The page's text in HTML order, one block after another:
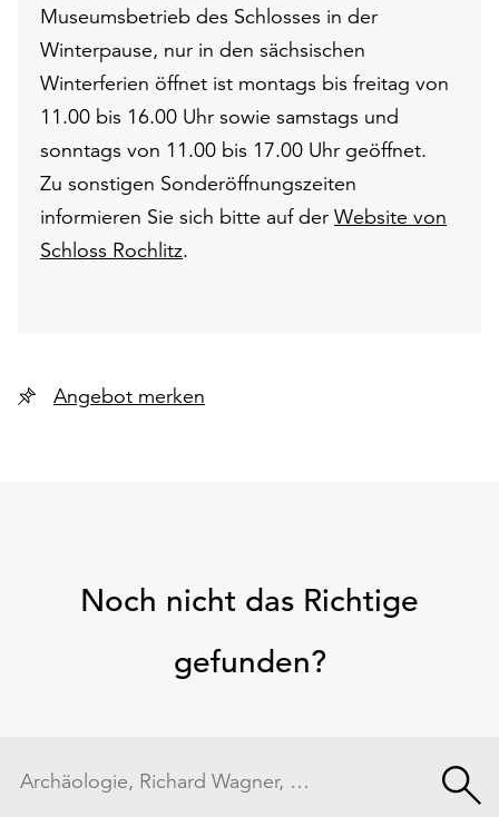
Museumsbetrieb des Schlosses in der
Winterpause, nur in den sächsischen
Winterferien öffnet ist montags bis freitag von
11.00 bis 16.00 Uhr sowie samstags und
sonntags von 11.00 bis 17.00 Uhr geöffnet.
Zu sonstigen Sonderöffnungszeiten
informieren Sie sich bitte auf der Website von
Schloss Rochlitz.
Angebot merken
Noch nicht das Richtige
gefunden?